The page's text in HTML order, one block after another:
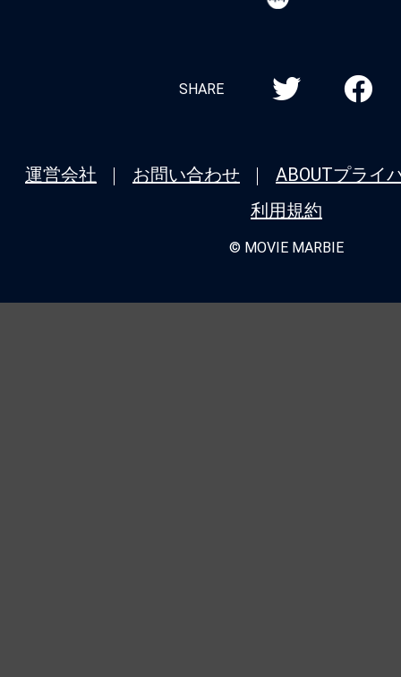
SHARE
運営会社 お問い合わせ ABOUTプライ
利用規約
© MOVIE MARBIE